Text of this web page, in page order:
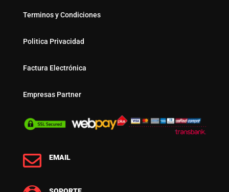
Terminos y Condiciones
Politica Privacidad
Factura Electrónica
Empresas Partner
 EMAIL